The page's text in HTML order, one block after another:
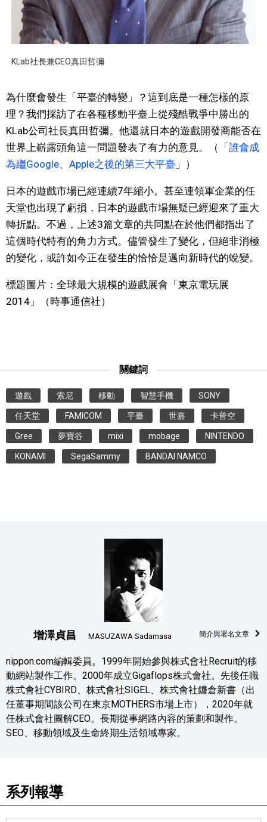
KLab社長兼CEO真田哲彌
為什麼會發生「平臺的轉變」？這到底是一種怎樣的原
理？我們採訪了在各種移動平臺上從殘酷戰爭中勝出的
KLab公司社長真田哲彌。他還就日本的遊戲開發商能否在
世界上嶄露頭角這一問題發表了有力的意見。（「 誰會成
為繼Google、Apple之後的第三大平臺 」）
日本的遊戲市場已經連續7年縮小。甚至連領軍企業的任
天堂也出現了虧損，日本的遊戲市場無疑已經迎來了重大
轉折點。不過，上述3篇文章的共同點在於他們都指出了
這個時代特有的角力方式。儘管發生了變化，但絕非消極
的變化，或許如今正在發生的恰恰是邁向新時代的蛻變。
標題圖片：全球最大規模的遊戲展會「東京電玩展
2014」（時事通信社）
關鍵詞
遊戲 索尼 移動 智慧手機 SONY
任天堂 FAMICOM 平臺 世嘉 卡普空
Gree 夢寶谷 mixi mobage NINTENDO
KONAMI SegaSammy BANDAI NAMCO
增澤貞昌 MASUZAWA Sadamasa 簡介與署名文章
nippon.com編輯委員。1999年開始參與株式會社Recruit的移
動網站製作工作。2000年成立Gigaflops株式會社。先後任職
株式會社CYBIRD、株式會社SIGEL、株式會社鐮倉新書（出
任董事期間該公司在東京MOTHERS市場上市），2020年就
任株式會社圖解CEO。長期從事網路內容的策劃和製作。
SEO、移動領域及生命終期生活領域專家。
系列報導